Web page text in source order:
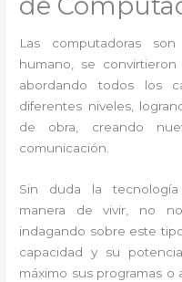
Las computadoras
humano, se
abordando todos los
diferentes niveles,
de obra, creando
comunicación.
Sin duda la
manera de vivir, no
indagando sobre este
capacidad y su
máximo sus programas o